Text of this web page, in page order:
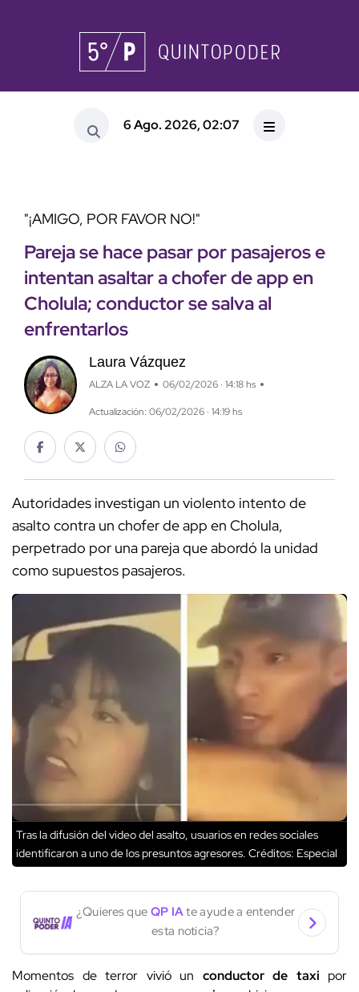
6 Ago. 2026, 02:07
"¡AMIGO, POR FAVOR NO!"
Pareja se hace pasar por pasajeros e
intentan asaltar a chofer de app en
Cholula; conductor se salva al
enfrentarlos
Laura Vázquez
ALZA LA VOZ 06/02/2026 · 14:18 hs
Actualización: 06/02/2026 · 14:19 hs
Autoridades investigan un violento intento de
asalto contra un chofer de app en Cholula,
perpetrado por una pareja que abordó la unidad
como supuestos pasajeros.
Tras la difusión del video del asalto, usuarios en redes sociales
identificaron a uno de los presuntos agresores. Créditos: Especial
¿Quieres que QP IAte ayude a entender
esta noticia?
Momentos de terror vivió un conductor de taxi por